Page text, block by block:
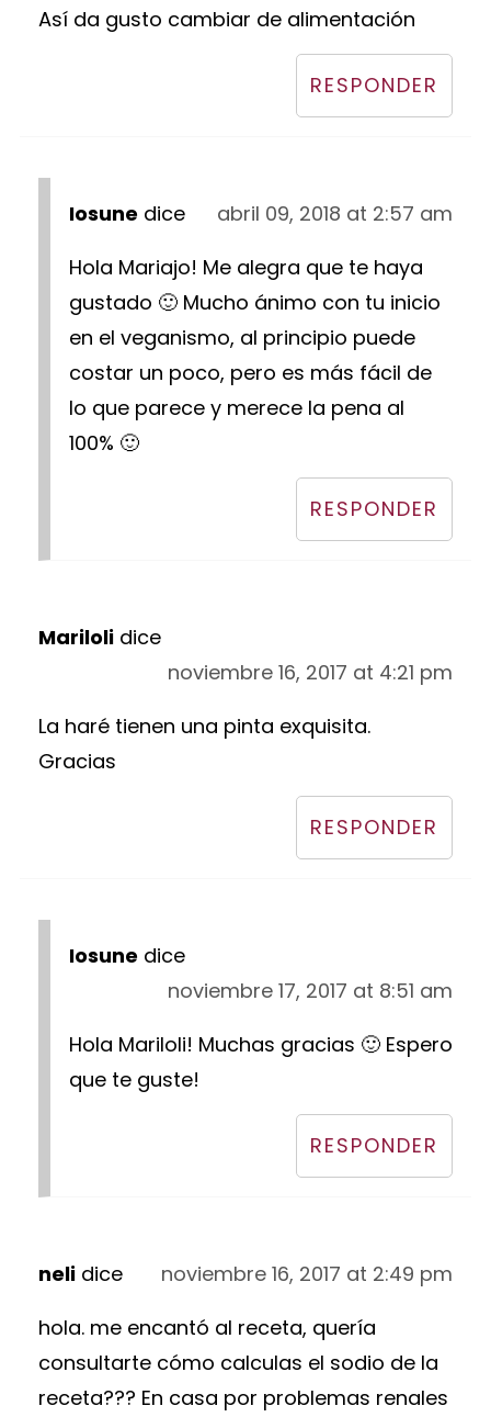
Así da gusto cambiar de alimentación
RESPONDER
Iosune dice
abril 09, 2018 at 2:57 am
Hola Mariajo! Me alegra que te haya
gustado 🙂 Mucho ánimo con tu inicio
en el veganismo, al principio puede
costar un poco, pero es más fácil de
lo que parece y merece la pena al
100% 🙂
RESPONDER
Mariloli dice
noviembre 16, 2017 at 4:21 pm
La haré tienen una pinta exquisita.
Gracias
RESPONDER
Iosune dice
noviembre 17, 2017 at 8:51 am
Hola Mariloli! Muchas gracias 🙂 Espero
que te guste!
RESPONDER
neli dice
noviembre 16, 2017 at 2:49 pm
hola. me encantó al receta, quería
consultarte cómo calculas el sodio de la
receta??? En casa por problemas renales